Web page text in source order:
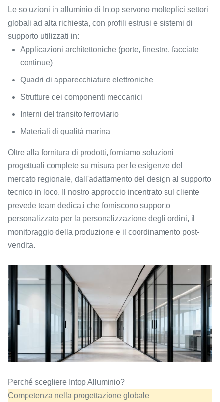
Le soluzioni in alluminio di Intop servono molteplici settori
globali ad alta richiesta, con profili estrusi e sistemi di
supporto utilizzati in:
Applicazioni architettoniche (porte, finestre, facciate
continue)
Quadri di apparecchiature elettroniche
Strutture dei componenti meccanici
Interni del transito ferroviario
Materiali di qualità marina
Oltre alla fornitura di prodotti, forniamo soluzioni
progettuali complete su misura per le esigenze del
mercato regionale, dall'adattamento del design al supporto
tecnico in loco. Il nostro approccio incentrato sul cliente
prevede team dedicati che forniscono supporto
personalizzato per la personalizzazione degli ordini, il
monitoraggio della produzione e il coordinamento post-
vendita.
Perché scegliere Intop Alluminio?
Competenza nella progettazione globale